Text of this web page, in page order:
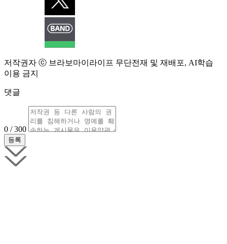
저작권자 ⓒ 브라보마이라이프 무단전재 및 재배포, AI학습
이용 금지
댓글
0 / 300